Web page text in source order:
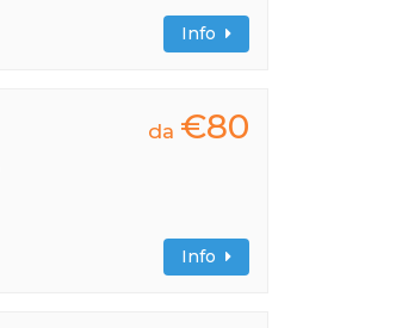
Info
da €80
Info